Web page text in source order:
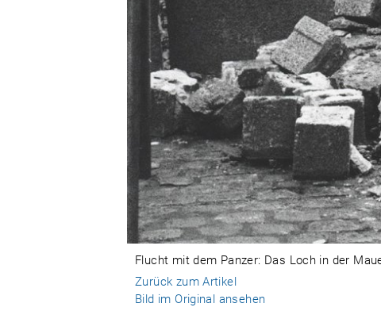
Flucht mit dem Panzer: Das Loch in der
Zurück zum Artikel
Bild im Original ansehen